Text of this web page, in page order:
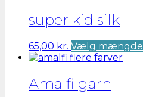
super kid silk
65,00 kr. Vælg mængde
Amalfi garn